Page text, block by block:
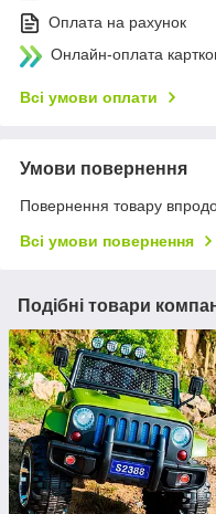
Оплата на рахунок
Онлайн-оплата
Всі умови оплати
Умови повернення
Повернення товару
Всі умови повернення
Подібні товари